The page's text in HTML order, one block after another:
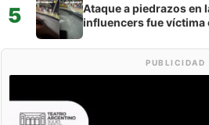
5
Ataque a piedrazos en
influencers fue víctima
PUBLICIDAD